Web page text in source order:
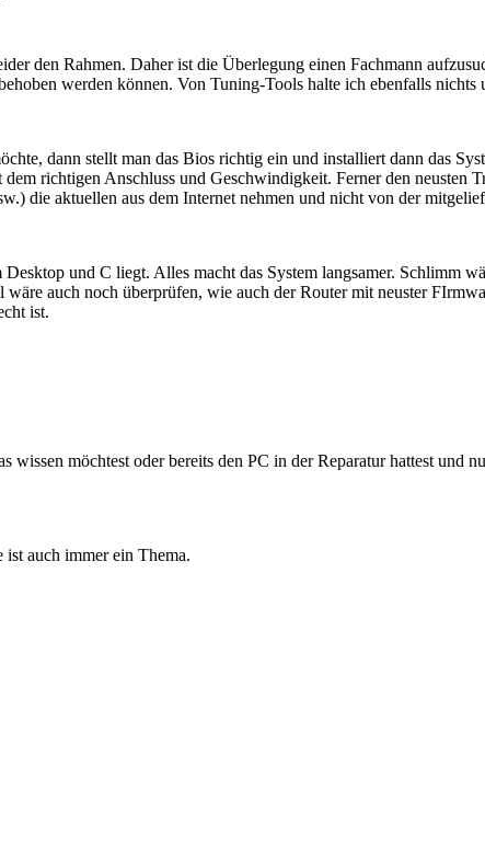
den Rahmen. Daher ist die Überlegung einen Fachmann
werden können. Von Tuning-Tools halte ich ebenfalls nichts
dann stellt man das Bios richtig ein und installiert dann das
richtigen Anschluss und Geschwindigkeit. Ferner den neusten
die aktuellen aus dem Internet nehmen und nicht von der
und C liegt. Alles macht das System langsamer. Schlimm
auch noch überprüfen, wie auch der Router mit neuster
ist.
möchtest oder bereits den PC in der Reparatur hattest und
auch immer ein Thema.